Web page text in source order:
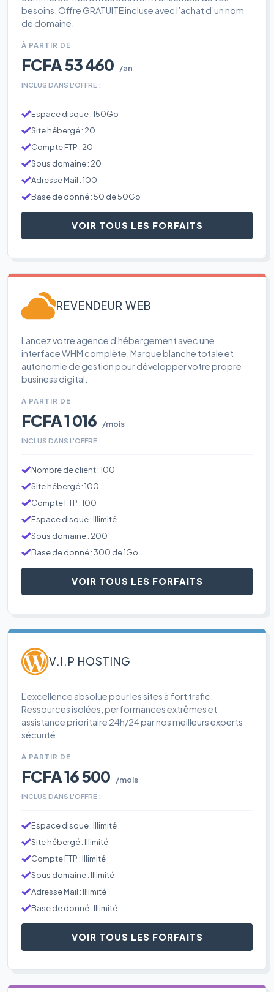
besoins. Offre GRATUITE incluse avec l’achat d’un nom
de domaine.
À PARTIR DE
FCFA 53 460 /an
INCLUS DANS L'OFFRE :
Espace disque : 150Go
Site hébergé : 20
Compte FTP : 20
Sous domaine : 20
Adresse Mail : 100
Base de donné : 50 de 50Go
VOIR TOUS LES FORFAITS
REVENDEUR WEB
Lancez votre agence d'hébergement avec une
interface WHM complète. Marque blanche totale et
autonomie de gestion pour développer votre propre
business digital.
À PARTIR DE
FCFA 1 016 /mois
INCLUS DANS L'OFFRE :
Nombre de client : 100
Site hébergé : 100
Compte FTP : 100
Espace disque : Illimité
Sous domaine : 200
Base de donné : 300 de 1Go
VOIR TOUS LES FORFAITS
V.I.P HOSTING
L'excellence absolue pour les sites à fort trafic.
Ressources isolées, performances extrêmes et
assistance prioritaire 24h/24 par nos meilleurs experts
sécurité.
À PARTIR DE
FCFA 16 500 /mois
INCLUS DANS L'OFFRE :
Espace disque : Illimité
Site hébergé : Illimité
Compte FTP : Illimité
Sous domaine : Illimité
Adresse Mail : Illimité
Base de donné : Illimité
VOIR TOUS LES FORFAITS